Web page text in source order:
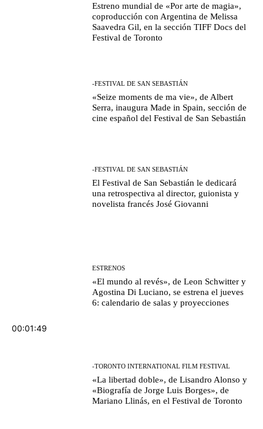
Estreno mundial de «Por arte de magia»,
coproducción con Argentina de Melissa
Saavedra Gil, en la sección TIFF Docs del
Festival de Toronto
-FESTIVAL DE SAN SEBASTIÁN
«Seize moments de ma vie», de Albert
Serra, inaugura Made in Spain, sección de
cine español del Festival de San Sebastián
-FESTIVAL DE SAN SEBASTIÁN
El Festival de San Sebastián le dedicará
una retrospectiva al director, guionista y
novelista francés José Giovanni
00:01:49
ESTRENOS
«El mundo al revés», de Leon Schwitter y
Agostina Di Luciano, se estrena el jueves
6: calendario de salas y proyecciones
-TORONTO INTERNATIONAL FILM FESTIVAL
«La libertad doble», de Lisandro Alonso y
«Biografía de Jorge Luis Borges», de
Mariano Llinás, en el Festival de Toronto